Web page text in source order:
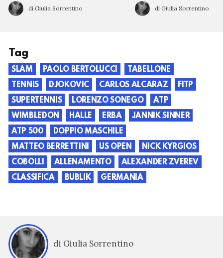
di Giulia Sorrentino di Giulia Sorrentino
Tag
SLAM PAOLO BERTOLUCCI
TABELLONE
TENNIS
DJOKOVIC CARLOS ALCARAZ
FITP
SUPERTENNIS
LORENZO SONEGO
ATP
WIMBLEDON
HALLE ERBA
JANNIK SINNER
ATP 500
DOPPIO MASCHILE
MATTEO BERRETTINI
US OPEN
NICK KYRGIOS
COBOLLI
ALLENAMENTO
ALEXANDER ZVEREV
CLASSIFICA
BUBLIK GERMANIA
di Giulia Sorrentino